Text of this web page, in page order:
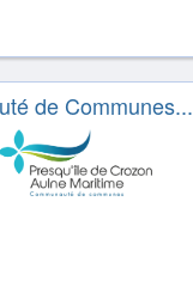
de Communes...